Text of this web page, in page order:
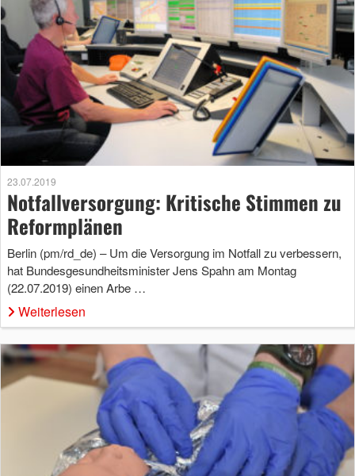
23.07.2019
Notfallversorgung: Kritische Stimmen zu
Reformplänen
Berlin (pm/rd_de) – Um die Versorgung im Notfall zu verbessern,
hat Bundesgesundheitsminister Jens Spahn am Montag
(22.07.2019) einen Arbe …
Weiterlesen